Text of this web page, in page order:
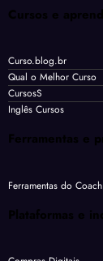
Cursos e
Curso.blog.br
Qual o Melhor Curso
CursosS
Inglês Cursos
Ferramentas e
Ferramentas do Coach
Plataformas e